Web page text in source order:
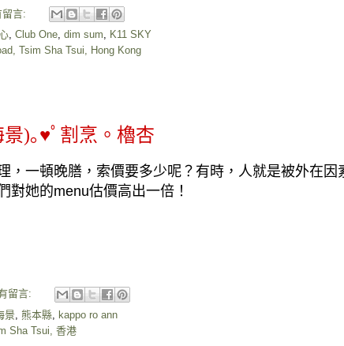
留言:
, Club One, dim sum, K11 SKY
Tsim Sha Tsui, Hong Kong
)｡♥ﾟ割烹。櫓杏
，一頓晚膳，索價要多少呢？有時，人就是被外在因
對她的menu估價高出一倍！
留言:
景, 熊本縣, kappo ro ann
Sha Tsui, 香港